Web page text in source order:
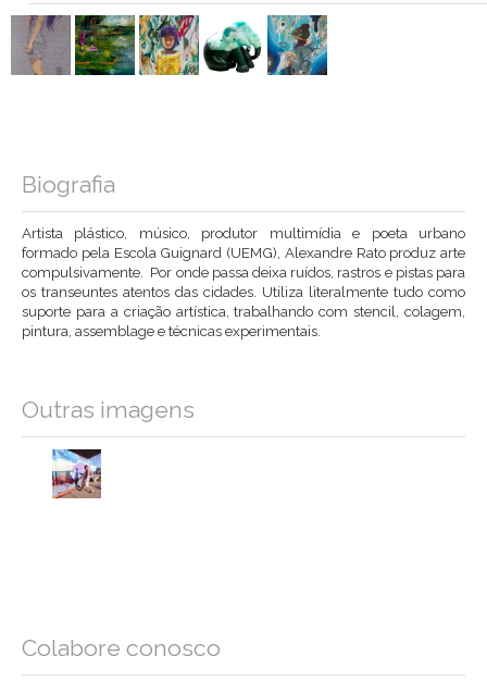
Biografia
Artista plástico, músico, produtor multimídia e poeta urbano
formado pela Escola Guignard (UEMG), Alexandre Rato produz arte
compulsivamente. Por onde passa deixa ruídos, rastros e pistas para
os transeuntes atentos das cidades. Utiliza literalmente tudo como
suporte para a criação artística, trabalhando com stencil, colagem,
pintura, assemblage e técnicas experimentais.
Outras imagens
Colabore conosco